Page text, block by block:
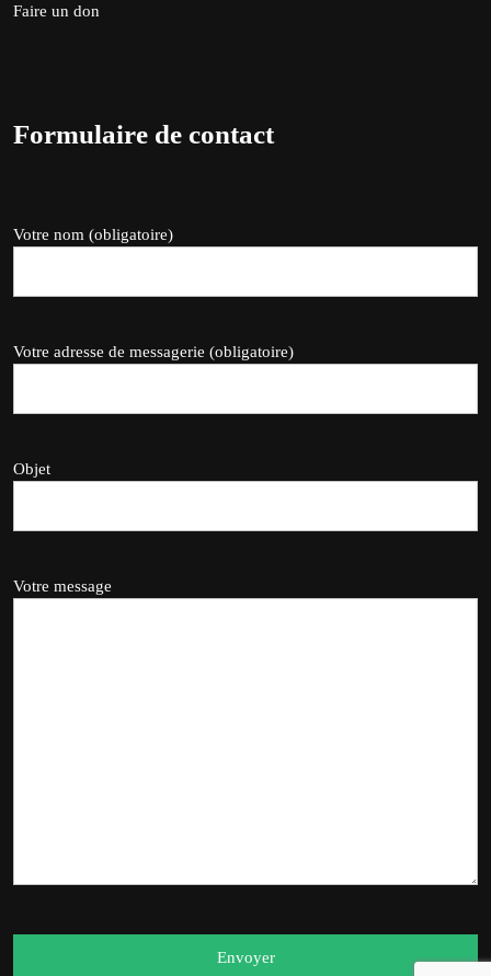
Faire un don
Formulaire de contact
Votre nom (obligatoire)
Votre adresse de messagerie (obligatoire)
Objet
Votre message